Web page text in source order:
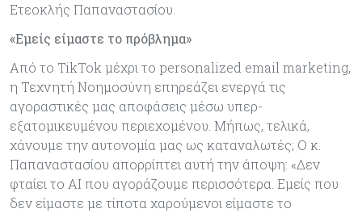
Ετεοκλής Παπαναστασίου.
«Εμείς είμαστε το πρόβλημα»
Από το TikTok μέχρι το personalized email marketing,
η Τεχνητή Νοημοσύνη επηρεάζει ενεργά τις
αγοραστικές μας αποφάσεις μέσω υπερ-
εξατομικευμένου περιεχομένου. Μήπως, τελικά,
χάνουμε την αυτονομία μας ως καταναλωτές; Ο κ.
Παπαναστασίου απορρίπτει αυτή την άποψη: «Δεν
φταίει το AI που αγοράζουμε περισσότερα. Εμείς που
δεν είμαστε με τίποτα χαρούμενοι είμαστε το